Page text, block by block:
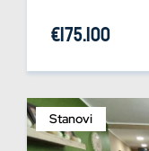
€175.100
Stanovi